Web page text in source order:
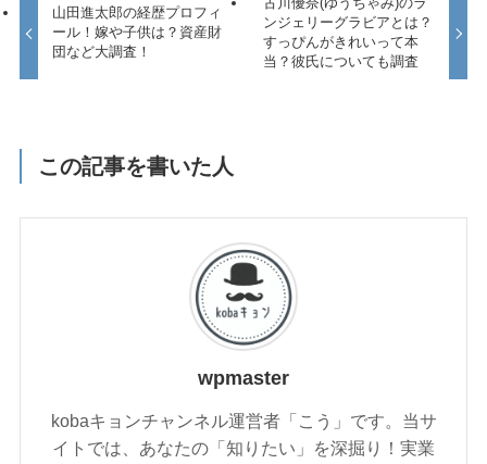
山田進太郎の経歴プロフィ
ール！嫁や子供は？資産財
団など大調査！
ンジェリーグラビアとは？
すっぴんがきれいって本
当？彼氏についても調査
この記事を書いた人
wpmaster
kobaキョンチャンネル運営者「こう」です。当サ
イトでは、あなたの「知りたい」を深掘り！実業